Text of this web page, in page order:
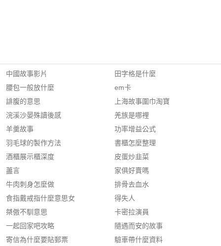
中國故事影片
腰包一般放什麼
誹腹的意思
浣溪沙晏殊讀後感
羊羹故事
羽毛球的製作方法
酒櫃展示櫃深度
藎言
牛肉刺身怎麼做
食指戴戒指什麼意思女
桀傲不馴意思
一起回家吧攻略
寄信為什麼要貼郵票
田字格是什麼
em卡
上海故事圍巾淘寶
羌族是哪裡
功率增益公式
書櫃怎麼整理
皮蛋炒韭菜
家俱好賣嗎
排骨去血水
得失人
卡密拉演員
隨遇而安的故事
驗車帶什麼資料